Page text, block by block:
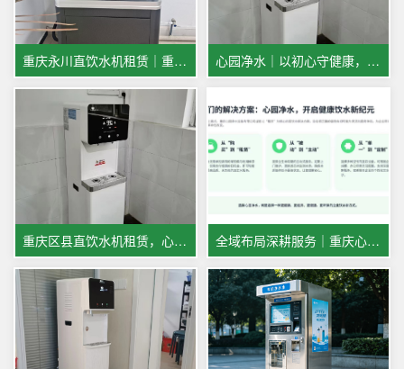
重庆永川直饮水机租赁｜重庆心园净水：专业全托管，健康好水省心选 心园净水｜以初心守健康，用专业护万家，五一服务不打烊
重庆区县直饮水机租赁，心园净水全覆盖！ 全域布局深耕服务｜重庆心园净水直饮水机租赁业务覆盖江津、璧山、合川、永川，火热招募本地售后人员